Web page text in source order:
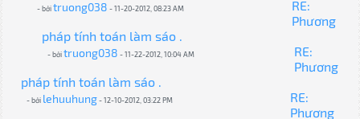
- bởitruong038 - 11-20-2012, 08:23 AM
RE:
Phương
pháp tính toán làm sáo .
- bởitruong038 - 11-22-2012, 10:04 AM
RE:
Phương
pháp tính toán làm sáo .
- bởi lehuuhung- 12-10-2012, 03:22 PM
RE:
Phương